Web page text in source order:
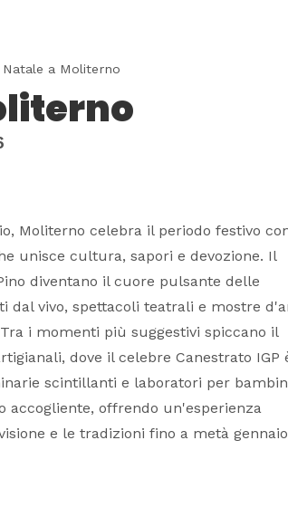
a Moliterno
Moliterno celebra il periodo festivo
unisce cultura, sapori e devozione. Il
diventano il cuore pulsante delle
dal vivo, spettacoli teatrali e mostre
i momenti più suggestivi spiccano il
dove il celebre Canestrato IGP
scintillanti e laboratori per
accogliente, offrendo un'esperienza
e le tradizioni fino a metà